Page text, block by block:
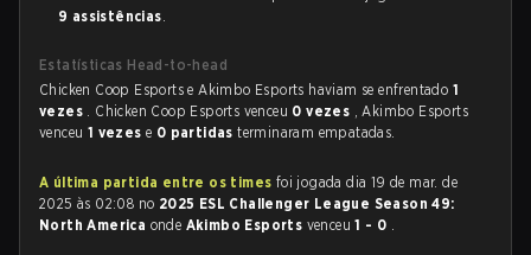
9 assistências.
Estatísticas Head-to-head
Chicken Coop Esports e Akimbo Esports haviam se enfrentado 1
vezes . Chicken Coop Esports venceu 0 vezes , Akimbo Esports
venceu 1 vezese 0 partidasterminaram empatadas.
A última partida entre os times foi jogada dia 19 de mar. de
2025 às 02:08 no 2025 ESL Challenger League Season 49:
North America onde Akimbo Esports venceu1 - 0 .